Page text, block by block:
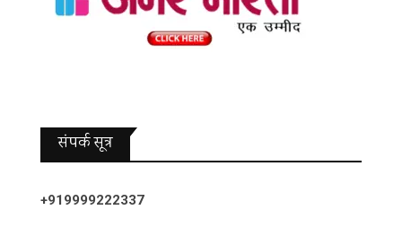
संपर्क सूत्र
+919999222337